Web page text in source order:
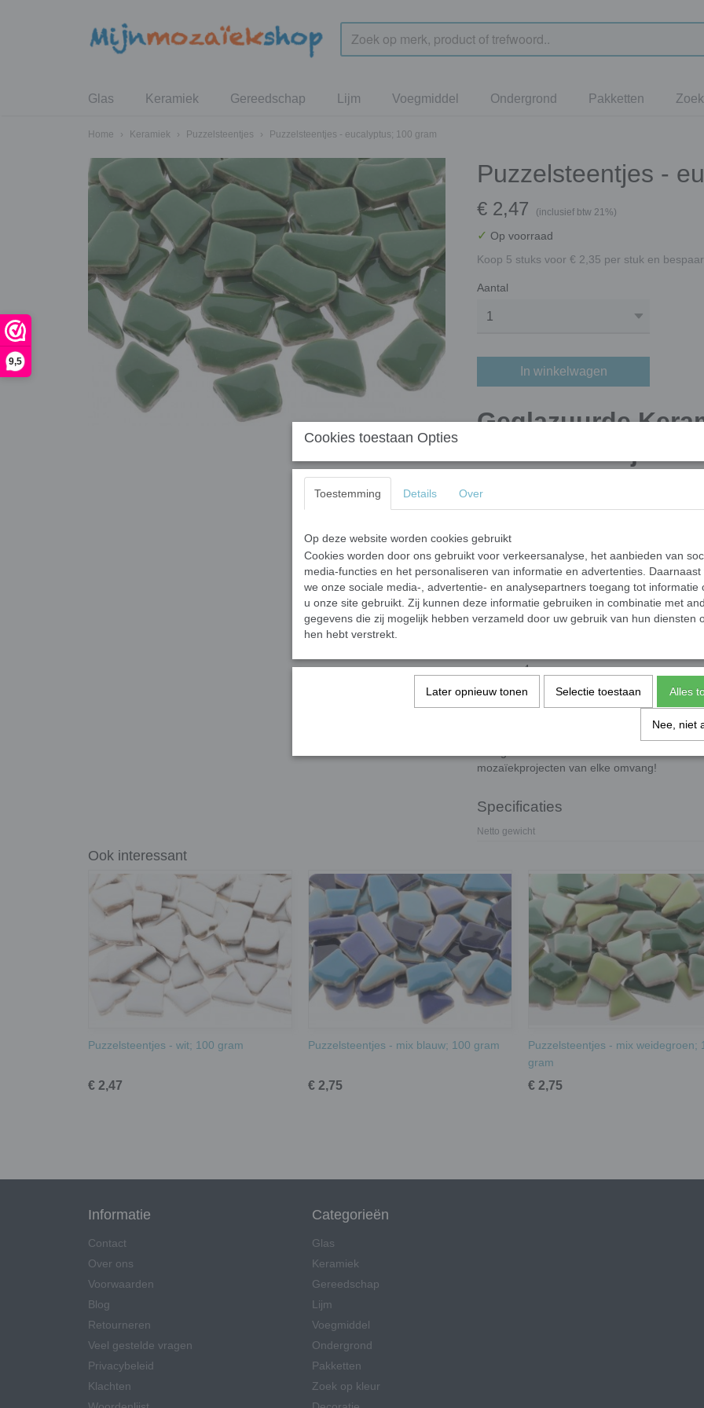
9,5
Glas Keramiek Gereedschap Lijm Voegmiddel Ondergrond Pakketten
Home › Keramiek › Puzzelsteentjes › Puzzelsteentjes - eucalyptus; 100 gram
Puzzelsteentjes -
€ 2,47 (inclusief btw 21%)
✓ Op voorraad
Koop 5 stuks voor € 2,35 per stuk en
Aantal
In winkelwagen
Geglazuurde
Puzzelsteentjes -
Ontdek de veelzijdigheid van onze
beginners als gevorderden in de wereld
waardoor je geen gereedschap hoeft te
snelle en eenvoudige toepassing.
Deze steentjes zijn op hoge temperatuur
worden op een beschutte locatie. Houd er
ondergrond, water via de zijkanten en
door bevriezing verhoogt. Daarom raden we
regen en vorst.
: De zijdes van de
van 4 mm.
Inhoud
: 100 g bevat ongeveer 70
17 cm. Voor 1 m2 heeft u ongeveer 6
: Geschikt voor zowel binnen
Breng kleur en creativiteit tot leven met
mozaïekprojecten van elke omvang!
Specificaties
Netto gewicht
Ook interessant
Puzzelsteentjes - wit; 100 gram
€ 2,47
Puzzelsteentjes - mix blauw; 100 gram
€ 2,75
Puzzelsteentjes - mix weidegroen;
gram
€ 2,75
Informatie
Contact
Over ons
Voorwaarden
Blog
Retourneren
Veel gestelde vragen
Privacybeleid
Klachten
Categorieën
Glas
Keramiek
Gereedschap
Lijm
Voegmiddel
Ondergrond
Pakketten
Zoek op kleur
Cookies toestaan Opties
Toestemming Details Over
Op deze website worden cookies gebruikt
Cookies worden door ons gebruikt voor verkeersanalyse, het aanbieden van
media-functies en het personaliseren van informatie en advertenties. Daarnaast
we onze sociale media-, advertentie- en analysepartners toegang tot informatie
u onze site gebruikt. Zij kunnen deze informatie gebruiken in combinatie met
gegevens die zij mogelijk hebben verzameld door uw gebruik van hun diensten
hen hebt verstrekt.
Later opnieuw tonen Selectie toestaan Alles
Nee, niet